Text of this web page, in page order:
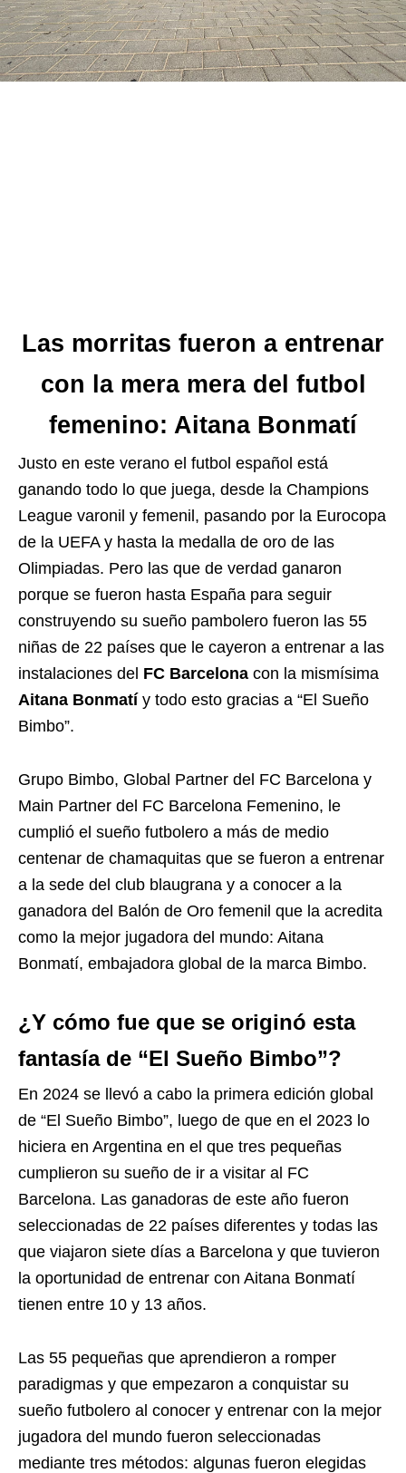
Las morritas fueron a entrenar
con la mera mera del futbol
femenino: Aitana Bonmatí
Justo en este verano el futbol español está
ganando todo lo que juega, desde la Champions
League varonil y femenil, pasando por la Eurocopa
de la UEFA y hasta la medalla de oro de las
Olimpiadas. Pero las que de verdad ganaron
porque se fueron hasta España para seguir
construyendo su sueño pambolero fueron las 55
niñas de 22 países que le cayeron a entrenar a las
instalaciones del FC Barcelona con la mismísima
Aitana Bonmatí y todo esto gracias a “El Sueño
Bimbo”.
Grupo Bimbo, Global Partner del FC Barcelona y
Main Partner del FC Barcelona Femenino, le
cumplió el sueño futbolero a más de medio
centenar de chamaquitas que se fueron a entrenar
a la sede del club blaugrana y a conocer a la
ganadora del Balón de Oro femenil que la acredita
como la mejor jugadora del mundo: Aitana
Bonmatí, embajadora global de la marca Bimbo.
¿Y cómo fue que se originó esta
fantasía de “El Sueño Bimbo”?
En 2024 se llevó a cabo la primera edición global
de “El Sueño Bimbo”, luego de que en el 2023 lo
hiciera en Argentina en el que tres pequeñas
cumplieron su sueño de ir a visitar al FC
Barcelona. Las ganadoras de este año fueron
seleccionadas de 22 países diferentes y todas las
que viajaron siete días a Barcelona y que tuvieron
la oportunidad de entrenar con Aitana Bonmatí
tienen entre 10 y 13 años.
Las 55 pequeñas que aprendieron a romper
paradigmas y que empezaron a conquistar su
sueño futbolero al conocer y entrenar con la mejor
jugadora del mundo fueron seleccionadas
mediante tres métodos: algunas fueron elegidas